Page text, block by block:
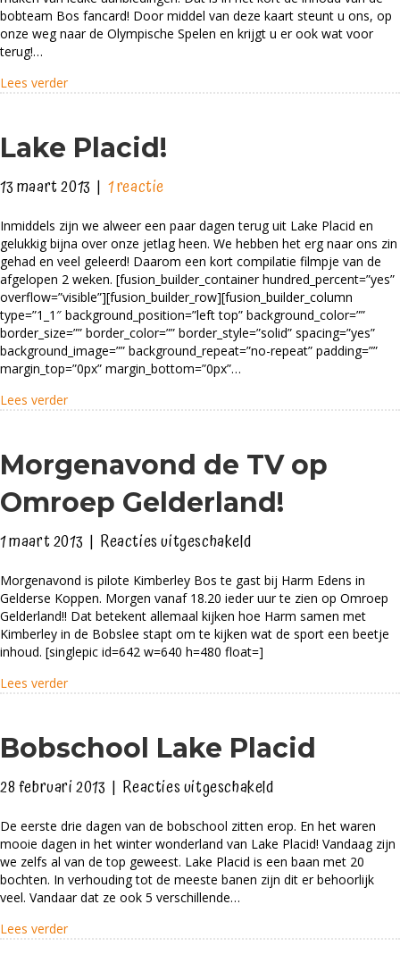
bobteam
Bos
bobteam Bos fancard! Door middel van deze kaart steunt u ons, op
onze weg naar de Olympische Spelen en krijgt u er ook wat voor
terug!…
Lees verderabout NIEUW! – De bobteam Bos fancard
Lake Placid!
13 maart 2013 | 1 reactie
Inmiddels zijn we alweer een paar dagen terug uit Lake Placid en
gelukkig bijna over onze jetlag heen. We hebben het erg naar ons zin
gehad en veel geleerd! Daarom een kort compilatie filmpje van de
afgelopen 2 weken. [fusion_builder_container hundred_percent=”yes”
overflow=”visible”][fusion_builder_row][fusion_builder_column
type=”1_1″ background_position=”left top” background_color=””
border_size=”” border_color=”” border_style=”solid” spacing=”yes”
background_image=”” background_repeat=”no-repeat” padding=””
margin_top=”0px” margin_bottom=”0px”…
Lees verderabout Lake Placid!
Morgenavond de TV op
Omroep Gelderland!
1 maart 2013 | Reacties uitgeschakeldvoor
de
TV
op
Omroep
Morgenavond is pilote Kimberley Bos te gast bij Harm Edens in
Gelderse Koppen. Morgen vanaf 18.20 ieder uur te zien op Omroep
Gelderland!! Dat betekent allemaal kijken hoe Harm samen met
Kimberley in de Bobslee stapt om te kijken wat de sport een beetje
inhoud. [singlepic id=642 w=640 h=480 float=]
Lees verderabout Morgenavond de TV op Omroep Gelderland!
Bobschool Lake Placid
28 februari 2013 | Reacties uitgeschakeldvoor
Lake
Placid
De eerste drie dagen van de bobschool zitten erop. En het waren
mooie dagen in het winter wonderland van Lake Placid! Vandaag zijn
we zelfs al van de top geweest. Lake Placid is een baan met 20
bochten. In verhouding tot de meeste banen zijn dit er behoorlijk
veel. Vandaar dat ze ook 5 verschillende…
Lees verderabout Bobschool Lake Placid